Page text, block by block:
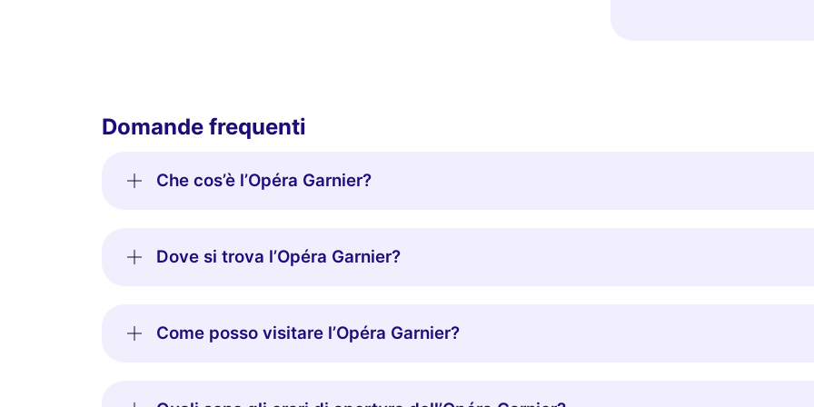
Domande frequenti
Che cos’è l’Opéra Garnier?
Dove si trova l’Opéra Garnier?
Come posso visitare l’Opéra Garnier?